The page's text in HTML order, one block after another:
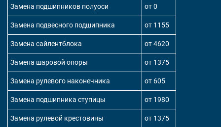
Замена подшипников полуоси от 0
Замена подвесного подшипника от 1155
Замена сайлентблока от 4620
Замена шаровой опоры от 1375
Замена рулевого наконечника от 605
Замена подшипника ступицы от 1980
Замена рулевой крестовины от 1375